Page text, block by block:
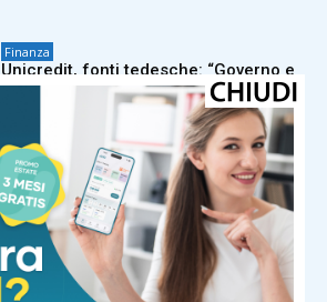
Finanza
Unicredit, fonti tedesche: “Governo e
Commerz enti diversi, primo
confronto con Orlopp possibile a
Finanza
Unicredit, Calcaterra (Bocconi)
spiega la strategia di Orcel:
“Potenziale interno da liberare,
niente risiko difensivo”